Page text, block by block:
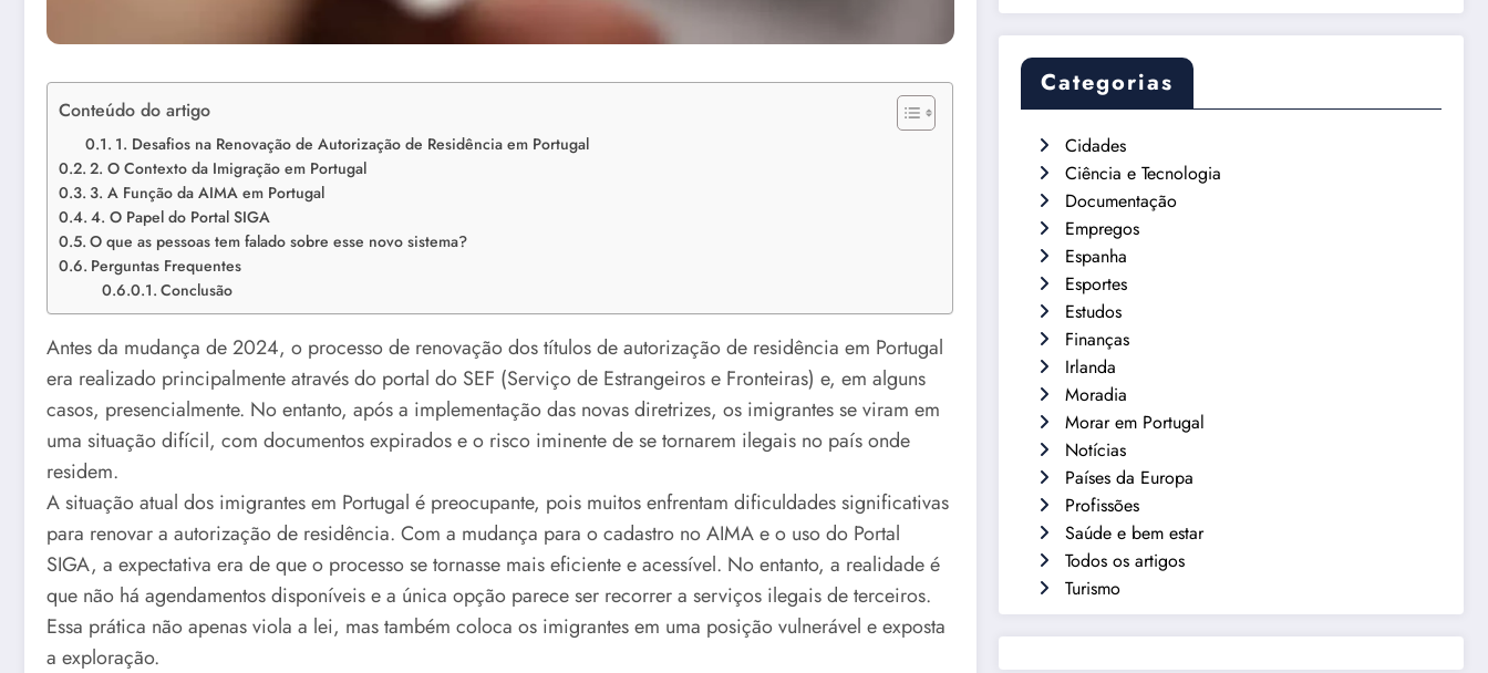
Conteúdo do artigo
1. Desafios na Renovação de Autorização de Residência em Portugal
2. O Contexto da Imigração em Portugal
3. A Função da AIMA em Portugal
4. O Papel do Portal SIGA
O que as pessoas tem falado sobre esse novo sistema?
Perguntas Frequentes
Conclusão
Antes da mudança de 2024, o processo de renovação dos títulos de autorização de residência em Portugal
era realizado principalmente através do portal do SEF (Serviço de Estrangeiros e Fronteiras) e, em alguns
casos, presencialmente. No entanto, após a implementação das novas diretrizes, os imigrantes se viram em
uma situação difícil, com documentos expirados e o risco iminente de se tornarem ilegais no país onde
residem.
A situação atual dos imigrantes em Portugal é preocupante, pois muitos enfrentam dificuldades significativas
para renovar a autorização de residência. Com a mudança para o cadastro no AIMA e o uso do Portal
SIGA, a expectativa era de que o processo se tornasse mais eficiente e acessível. No entanto, a realidade é
que não há agendamentos disponíveis e a única opção parece ser recorrer a serviços ilegais de terceiros.
Essa prática não apenas viola a lei, mas também coloca os imigrantes em uma posição vulnerável e exposta
a exploração.
Categorias
Cidades
Ciência e Tecnologia
Documentação
Empregos
Espanha
Esportes
Estudos
Finanças
Irlanda
Moradia
Morar em Portugal
Notícias
Países da Europa
Profissões
Saúde e bem estar
Todos os artigos
Turismo